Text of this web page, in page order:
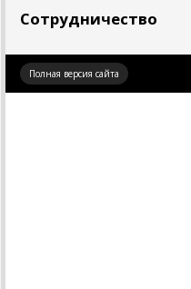
Сотрудничество
Полная версия сайта